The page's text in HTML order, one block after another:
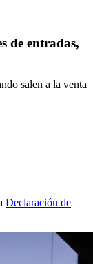
de entradas,
salen a la venta
Declaración de